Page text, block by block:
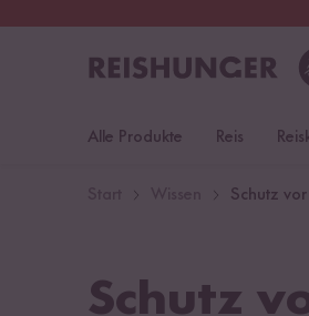
Alle Produkte Reis
Schutz
Schutz